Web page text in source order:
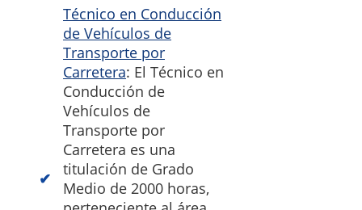
Técnico en Conducción
de Vehículos de
Transporte por
Carretera: El Técnico en
Conducción de
Vehículos de
Transporte por
Carretera es una
titulación de Grado
Medio de 2000 horas,